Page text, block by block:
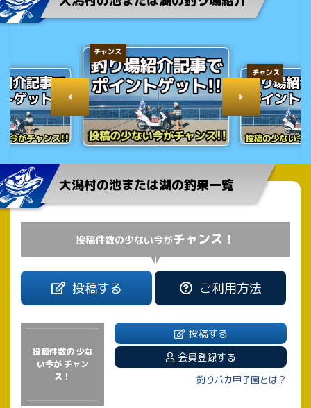
チャンス
チャンス
大潟村の池または湖の釣果一覧
投稿件数の少ない今がチャンス！
投稿する ご利用方法
投稿件数の 少な
い今が チャン
ス！
投稿する
会員登録する
釣りバカ甲子園とは？